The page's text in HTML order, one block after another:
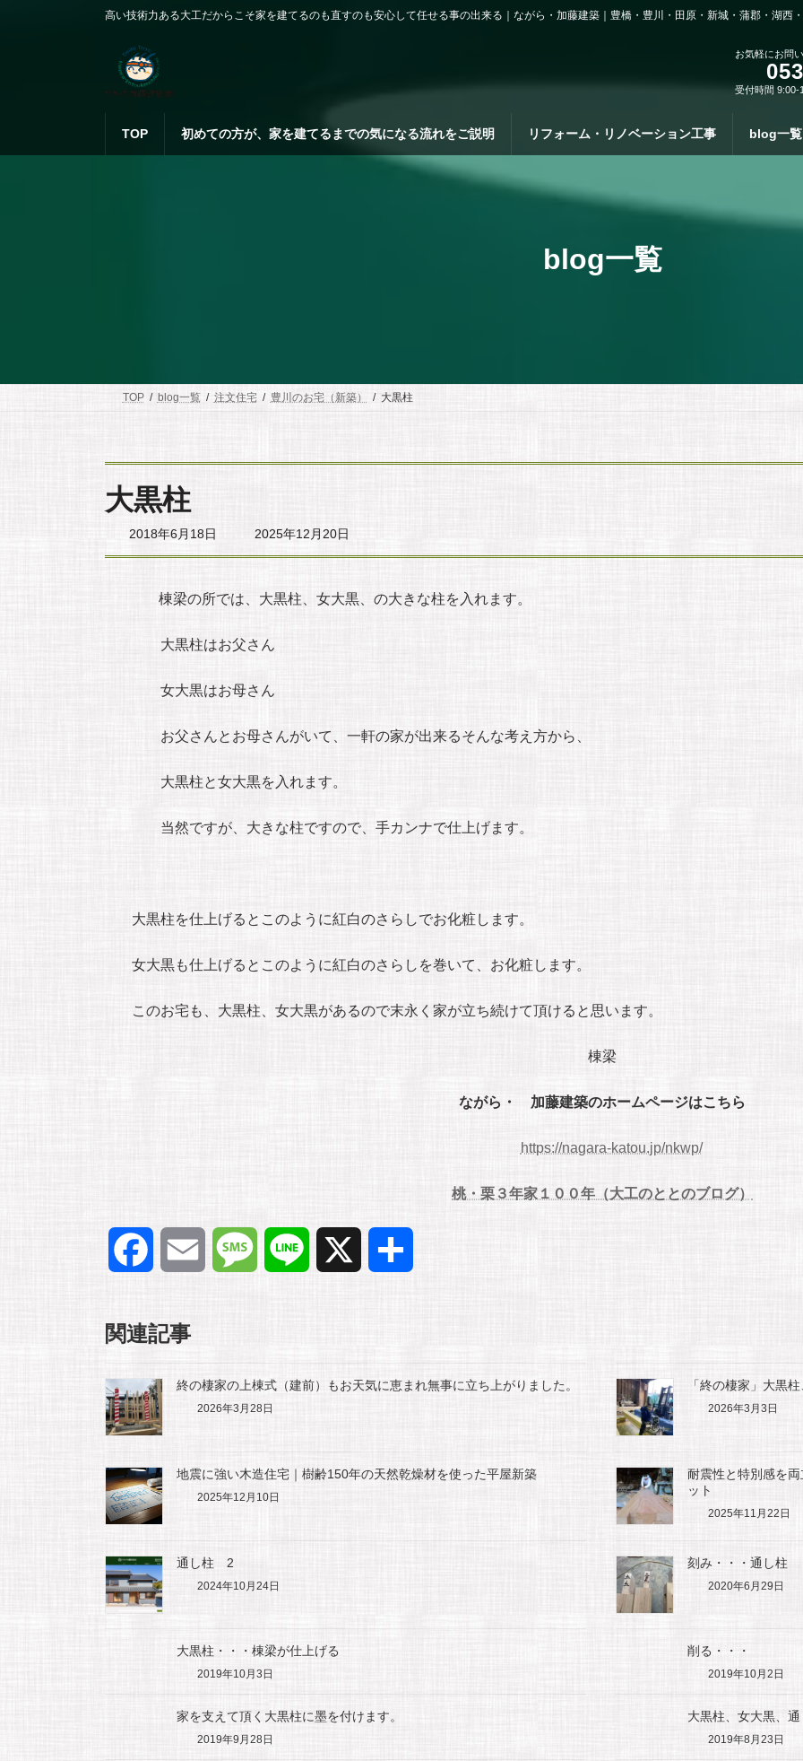
ッ
移
高い技術力ある大工だからこそ家を建てるのも直すのも安心して任せる事の出来る｜ながら・加藤建築｜豊橋・豊川・田原・新城・蒲郡・湖西
お気軽にお問
受付時間 9:00-
TOP 初めての方が、家を建てるまでの気になる流れをご説明 リフォーム・リノベーション工事 blog一覧
blog一覧
TOP blog一覧 注文住宅 豊川のお宅（新築） 大黒柱
大黒柱
2018年6月18日
最
日
2025年12月20日
棟梁の所では、大黒柱、女大黒、の大きな柱を入れます。
大黒柱はお父さん
女大黒はお母さん
お父さんとお母さんがいて、一軒の家が出来るそんな考え方から、
大黒柱と女大黒を入れます。
当然ですが、大きな柱ですので、手カンナで仕上げます。
大黒柱を仕上げるとこのように紅白のさらしでお化粧します。
女大黒も仕上げるとこのように紅白のさらしを巻いて、お化粧します。
このお宅も、大黒柱、女大黒があるので末永く家が立ち続けて頂けると思います。
棟梁
ながら・ 加藤建築のホームページはこちら
https://nagara-katou.jp/nkwp/
桃・栗３年家１００年（大工のととのブログ）
c
e
b
o
o
k
i s
g
e
関連記事
終の棲家の上棟式（建前）もお天気に恵まれ無事に立ち上がりました。
2026年3月28日
「終の棲家」大黒
2026年3月3日
地震に強い木造住宅｜樹齢150年の天然乾燥材を使った平屋新築
2025年12月10日
耐震性と特別感を
ット
2025年11月22日
通し柱 2
2024年10月24日
刻み・・・通し柱
2020年6月29日
大黒柱・・・棟梁が仕上げる
2019年10月3日
削る・・・
2019年10月2日
家を支えて頂く大黒柱に墨を付けます。
2019年9月28日
大黒柱、女大黒、
2019年8月23日